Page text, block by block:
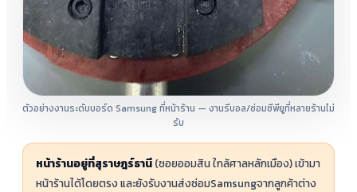
ตัวอย่างงานระดับบอร์ด Samsung ที่หน้าร้าน — งานรีบอล/ซ่อมซีพียูที่หลายร้านไม่
รับ
หน้าร้านอยู่ที่สุราษฎร์ธานี (ซอยออมสิน ใกล้ศาลหลักเมือง) เข้ามา
หน้าร้านได้โดยตรง และยังรับงานส่งซ่อมSamsungจากลูกค้าต่าง